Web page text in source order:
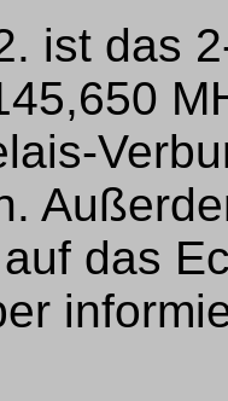
ist das
das